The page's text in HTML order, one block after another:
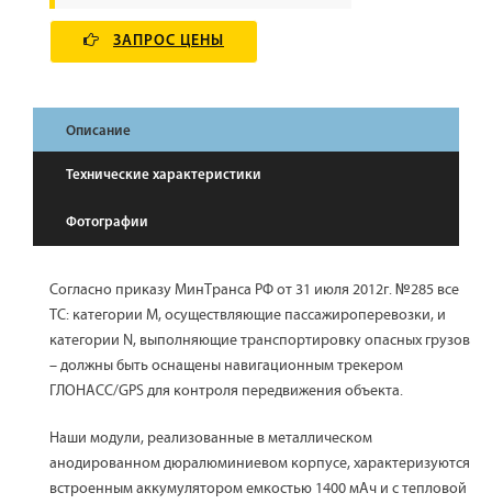
ЗАПРОС ЦЕНЫ
Описание
Технические характеристики
Фотографии
Согласно приказу МинТранса РФ от 31 июля 2012г. №285 все
ТС: категории М, осуществляющие пассажироперевозки, и
категории N, выполняющие транспортировку опасных грузов
– должны быть оснащены навигационным трекером
ГЛОНАСС/GPS для контроля передвижения объекта.
Наши модули, реализованные в металлическом
анодированном дюралюминиевом корпусе, характеризуются
встроенным аккумулятором емкостью 1400 мАч и с тепловой